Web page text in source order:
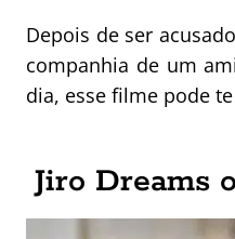
Depois de ser
companhia de um
dia, esse filme pode
Jiro Dreams